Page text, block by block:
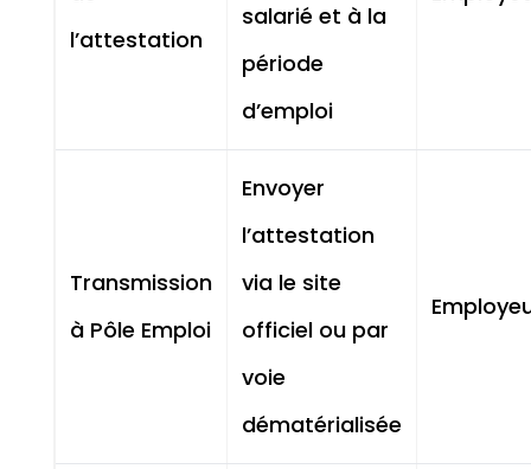
l’attestation
salarié et à la
période
d’emploi
Transmission
à Pôle Emploi
Envoyer
l’attestation
via le site
officiel ou par
voie
dématérialisée